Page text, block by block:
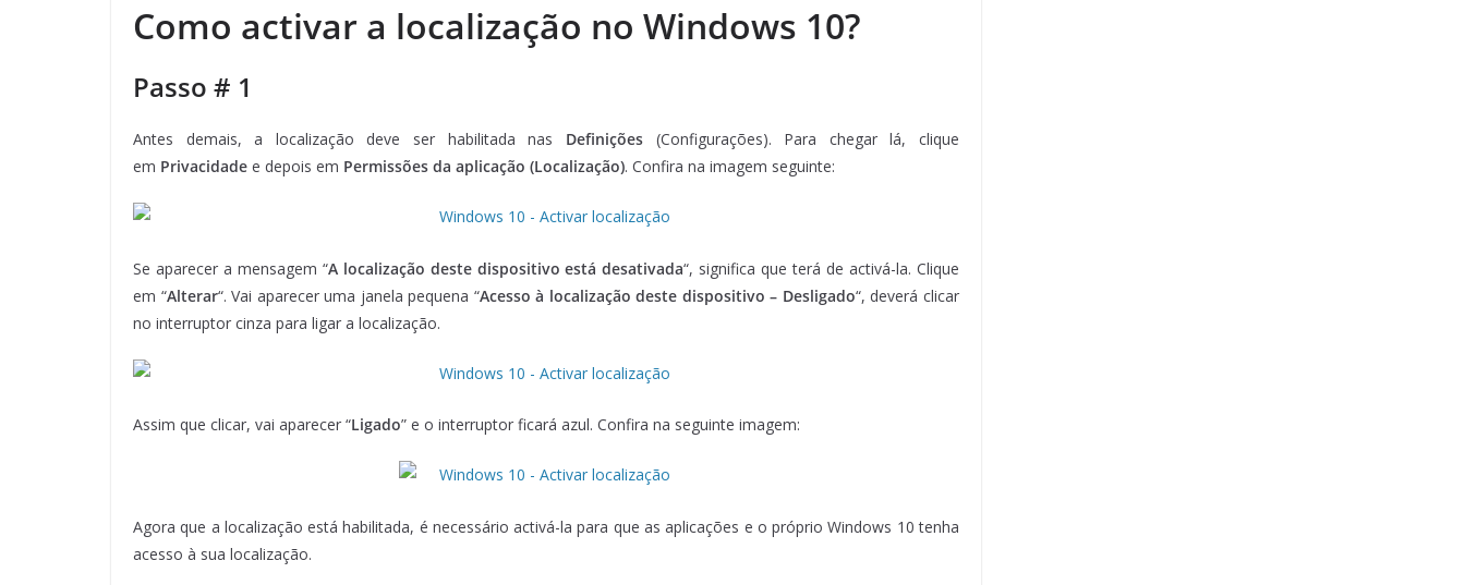
Como activar a localização no Windows 10?
Passo # 1
Antes demais, a localização deve ser habilitada nas Definições(Configurações). Para chegar lá, clique
em Privacidade e depois em Permissões da aplicação (Localização). Confira na imagem seguinte:
Se aparecer a mensagem “A localização deste dispositivo está desativada“, significa que terá de activá-la. Clique
em “Alterar“. Vai aparecer uma janela pequena “Acesso à localização deste dispositivo – Desligado“, deverá clicar
no interruptor cinza para ligar a localização.
Assim que clicar, vai aparecer “Ligado” e o interruptor ficará azul. Confira na seguinte imagem:
Agora que a localização está habilitada, é necessário activá-la para que as aplicações e o próprio Windows 10 tenha
acesso à sua localização.